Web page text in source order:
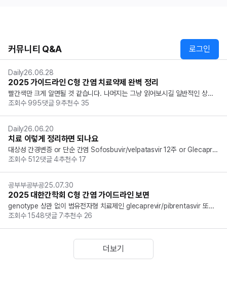
커뮤니티 Q&A 로그인
Daily26.06.28
2025 가이드라인 C형 간염 치료약제 완벽 정리
빨간색만 크게 알면될 것 같습니다. 나머지는 그냥 읽어보시길 일반적인 상황:
범유전자형 경구 항바이러스제 Sofosbuvir/velpatasvir 12주 Glecaprevi
조회수 995댓글 9추천수 35
Daily26.06.20
치료 이렇게 정리하면 되나요
대상성 간경변증 or 단순 간염 Sofosbuvir/velpatasvir 12주 or Glecapre
vir/pibrentasvir 8주 비대상성 간경변증 Daclatasvir/Sofosbuvir 24주 o
조회수 512댓글4추천수 17
공부부공부공25.07.30
2025 대한간학회 C형 간염 가이드라인 보면
genotype 상관 없이 범유전자형 치료제인 glecaprevir/pibrentasvir 또는
sofosbuvir/velpatasvir 하라는데 그럼 유전자형에 따라 치료제 외울 필요
조회수1548댓글 7추천수 26
더보기